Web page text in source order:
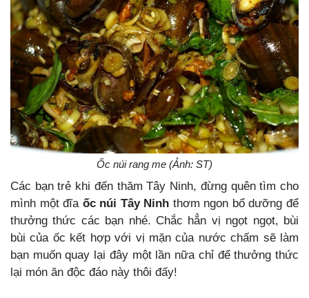
Ốc núi rang me (Ảnh: ST)
Các bạn trẻ khi đến thăm Tây Ninh, đừng quên tìm cho
mình một đĩa ốc núi Tây Ninh thơm ngon bổ dưỡng để
thưởng thức các bạn nhé. Chắc hẳn vị ngọt ngọt, bùi
bùi của ốc kết hợp với vị mặn của nước chấm sẽ làm
bạn muốn quay lại đây một lần nữa chỉ để thưởng thức
lại món ăn độc đáo này thôi đấy!